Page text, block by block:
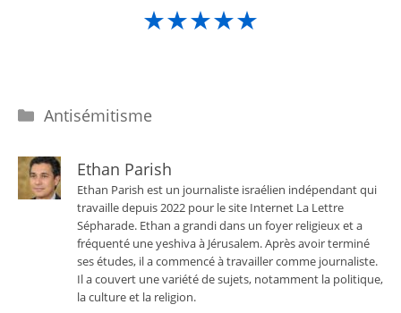
★★★★★
Catégories
Antisémitisme
Ethan Parish
Ethan Parish est un journaliste israélien indépendant qui
travaille depuis 2022 pour le site Internet La Lettre
Sépharade. Ethan a grandi dans un foyer religieux et a
fréquenté une yeshiva à Jérusalem. Après avoir terminé
ses études, il a commencé à travailler comme journaliste.
Il a couvert une variété de sujets, notamment la politique,
la culture et la religion.